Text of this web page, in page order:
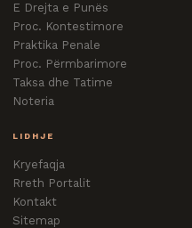
E Drejta e Punës
Proc. Kontestimore
Praktika Penale
Proc. Përmbarimore
Taksa dhe Tatime
Noteria
LIDHJE
Kryefaqja
Rreth Portalit
Kontakt
Sitemap